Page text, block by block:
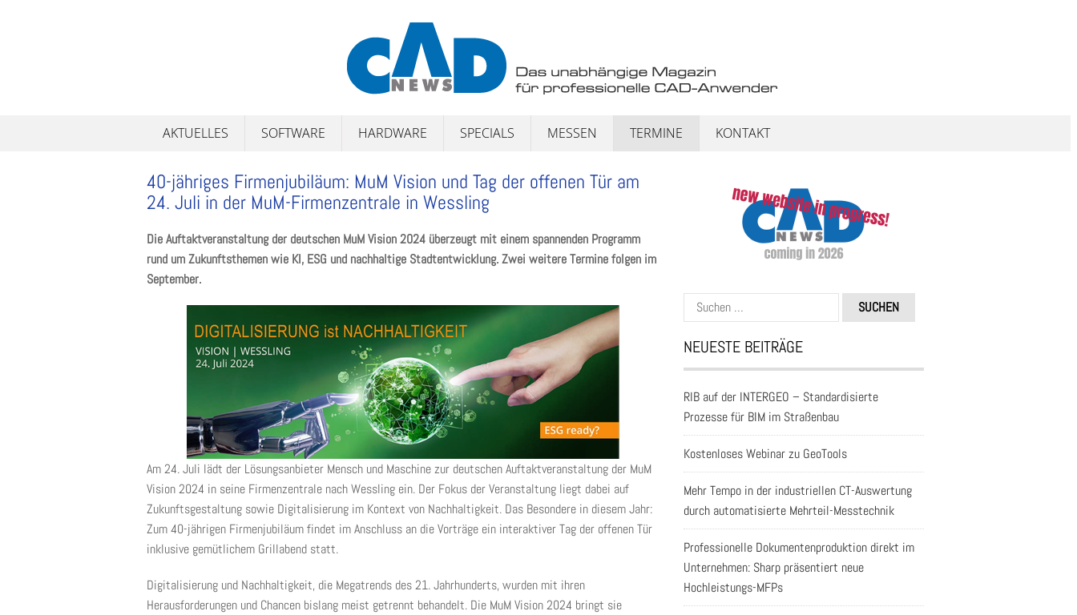
AKTUELLES SOFTWARE HARDWARE SPECIALS MESSEN TERMINE KONTAKT
40-jähriges Firmenjubiläum: MuM Vision und Tag der offenen Tür am
24. Juli in der MuM-Firmenzentrale in Wessling
Die Auftaktveranstaltung der deutschen MuM Vision 2024 überzeugt mit einem spannenden Programm
rund um Zukunftsthemen wie KI, ESG und nachhaltige Stadtentwicklung. Zwei weitere Termine folgen im
September.
Am 24. Juli lädt der Lösungsanbieter Mensch und Maschine zur deutschen Auftaktveranstaltung der MuM
Vision 2024 in seine Firmenzentrale nach Wessling ein. Der Fokus der Veranstaltung liegt dabei auf
Zukunftsgestaltung sowie Digitalisierung im Kontext von Nachhaltigkeit. Das Besondere in diesem Jahr:
Zum 40-jährigen Firmenjubiläum findet im Anschluss an die Vorträge ein interaktiver Tag der offenen Tür
inklusive gemütlichem Grillabend statt.
Digitalisierung und Nachhaltigkeit, die Megatrends des 21. Jahrhunderts, wurden mit ihren
Herausforderungen und Chancen bislang meist getrennt behandelt. Die MuM Vision 2024 bringt sie
Suchen
nach:
NEUESTE BEITRÄGE
RIB auf der INTERGEO – Standardisierte
Prozesse für BIM im Straßenbau
Kostenloses Webinar zu GeoTools
Mehr Tempo in der industriellen CT-Auswertung
durch automatisierte Mehrteil-Messtechnik
Professionelle Dokumentenproduktion direkt im
Unternehmen: Sharp präsentiert neue
Hochleistungs-MFPs